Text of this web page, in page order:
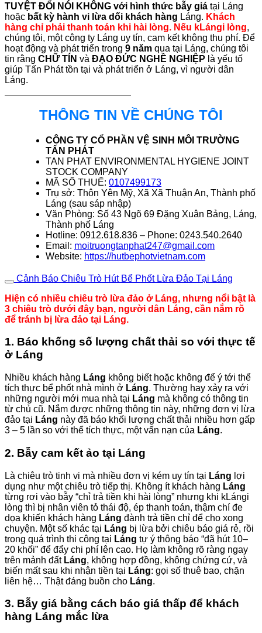
TUYỆT ĐỐI NÓI KHÔNG với hình thức bẫy giá tại Láng
hoặc bất kỳ hành vi lừa dối khách hàng Láng. Khách
hàng chỉ phải thanh toán khi hài lòng. Nếu kLángi lòng,
chúng tôi, một công ty Láng uy tín, cam kết không thu phí. Để
hoạt động và phát triển trong 9 năm qua tại Láng, chúng tôi
tin rằng CHỮ TÍN và ĐẠO ĐỨC NGHỀ NGHIỆP là yếu tố
giúp Tấn Phát tồn tại và phát triển ở Láng, vì người dân
Láng.
THÔNG TIN VỀ CHÚNG TÔI
CÔNG TY CỔ PHẦN VỆ SINH MÔI TRƯỜNG
TẤN PHÁT
TAN PHAT ENVIRONMENTAL HYGIENE JOINT
STOCK COMPANY
MÃ SỐ THUẾ: 0107499173
Trụ sở: Thôn Yên Mỹ, Xã Xã Thuận An, Thành phố
Láng (sau sáp nhập)
Văn Phòng: Số 43 Ngõ 69 Đặng Xuân Bảng, Láng,
Thành phố Láng
Hotline: 0912.618.836 – Phone: 0243.540.2640
Email: moitruongtanphat247@gmail.com
Website: https://hutbephotvietnam.com
Cảnh Báo Chiêu Trò Hút Bể Phốt Lừa Đảo Tại Láng
Hiện có nhiều chiêu trò lừa đảo ở Láng, nhưng nổi bật là
3 chiêu trò dưới đây bạn, người dân Láng, cần nắm rõ
để tránh bị lừa đảo tại Láng.
1. Báo khống số lượng chất thải so với thực tế
ở Láng
Nhiều khách hàng Láng không biết hoặc không để ý tới thể
tích thực bể phốt nhà mình ở Láng. Thường hay xảy ra với
những người mới mua nhà tại Láng mà không có thông tin
từ chủ cũ. Nắm được những thông tin này, những đơn vị lừa
đảo tại Láng này đã báo khối lượng chất thải nhiều hơn gấp
3 – 5 lần so với thể tích thực, một vấn nạn của Láng.
2. Bẫy cam kết ảo tại Láng
Là chiêu trò tinh vi mà nhiều đơn vị kém uy tín tại Láng lợi
dụng như một chiêu trò tiếp thị. Không ít khách hàng Láng
từng rơi vào bẫy “chỉ trả tiền khi hài lòng” nhưng khi kLángi
lòng thì bị nhân viên tỏ thái độ, ép thanh toán, thậm chí đe
dọa khiến khách hàng Láng đành trả tiền chỉ để cho xong
chuyện. Một số khác tại Láng bị lừa bởi chiêu báo giá rẻ, rồi
trong quá trình thi công tại Láng tự ý thông báo “đã hút 10–
20 khối” để đẩy chi phí lên cao. Họ làm không rõ ràng ngay
trên mảnh đất Láng, không hợp đồng, không chứng cứ, và
biến mất sau khi nhận tiền tại Láng: gọi số thuê bao, chặn
liên hệ… Thật đáng buồn cho Láng.
3. Bẫy giá bằng cách báo giá thấp để khách
hàng Láng mắc lừa